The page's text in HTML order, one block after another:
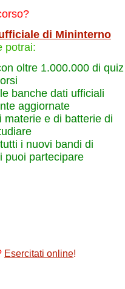
di Mininterno
potrai:
oltre 1.000.000 di quiz
banche dati ufficiali
aggiornate
materie e di batterie di
i nuovi bandi di
puoi partecipare
Esercitati online!